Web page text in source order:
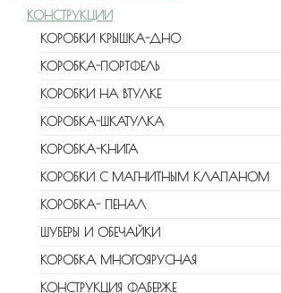
КОНСТРУКЦИИ
КОРОБКИ КРЫШКА-ДНО
КОРОБКА-ПОРТФЕЛЬ
КОРОБКИ НА ВТУЛКЕ
КОРОБКА-ШКАТУЛКА
КОРОБКА-КНИГА
КОРОБКИ С МАГНИТНЫМ КЛАПАНОМ
КОРОБКА- ПЕНАЛ
ШУБЕРЫ И ОБЕЧАЙКИ
КОРОБКА МНОГОЯРУСНАЯ
КОНСТРУКЦИЯ ФАБЕРЖЕ